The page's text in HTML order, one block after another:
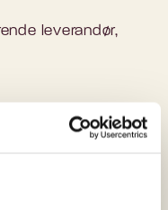
leverandør,
med at
andet udvide